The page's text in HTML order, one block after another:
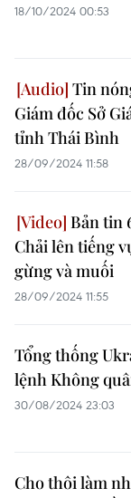
18/10/2024 00:53
Tin
Giám đốc Sở
tỉnh Thái Bình
28/09/2024 11:58
Bản tin
Chải lên tiếng
gừng và muối
28/09/2024 11:55
Tổng thống
lệnh Không
30/08/2024 23:03
Cho thôi làm